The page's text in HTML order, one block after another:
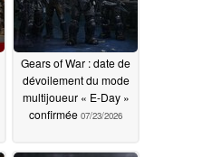
Gears of War : date de
dévoilement du mode
multijoueur « E-Day »
confirmée 07/23/2026